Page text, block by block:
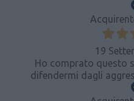
19
Ho comprato questo
difendermi dagli